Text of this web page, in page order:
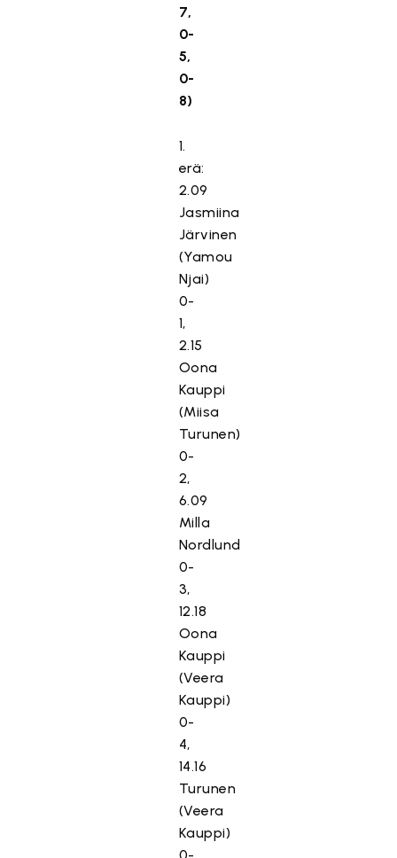
7,
0-
5,
0-
8)
1.
erä:
2.09
Jasmiina
Järvinen
(Yamou
Njai)
0-
1,
2.15
Oona
Kauppi
(Miisa
Turunen)
0-
2,
6.09
Milla
Nordlund
0-
3,
12.18
Oona
Kauppi
(Veera
Kauppi)
0-
4,
14.16
Turunen
(Veera
Kauppi)